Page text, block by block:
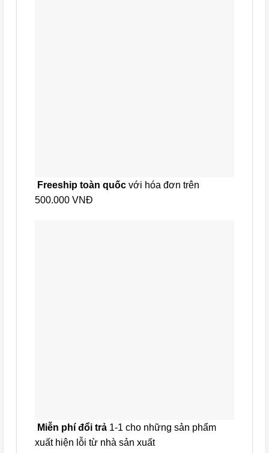
Freeship toàn quốc với hóa đơn trên
500.000 VNĐ
Miễn phí đổi trả 1-1 cho những sản phẩm
xuất hiện lỗi từ nhà sản xuất